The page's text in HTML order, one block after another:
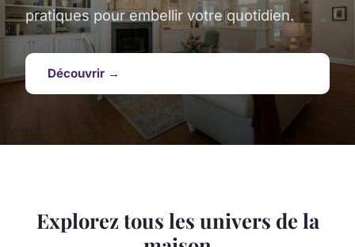
pratiques pour embellir votre quotidien.
Découvrir →
Explorez tous les univers de la